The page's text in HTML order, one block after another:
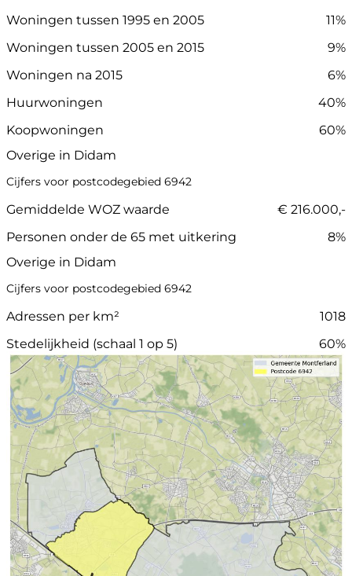
Woningen tussen 1995 en 2005
11%
Woningen tussen 2005 en 2015
9%
Woningen na 2015
6%
Huurwoningen
40%
Koopwoningen
60%
Overige in Didam
Cijfers voor postcodegebied 6942
Gemiddelde WOZ waarde
€ 216.000,-
Personen onder de 65 met uitkering
8%
Overige in Didam
Cijfers voor postcodegebied 6942
Adressen per km²
1018
Stedelijkheid (schaal 1 op 5)
60%